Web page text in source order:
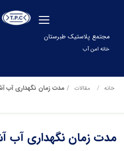
مجتمع پلاستیک طبرستان
خانه امن آب
خانه مقالات مدت زمان نگهداری آب
مدت زمان نگهداری آب